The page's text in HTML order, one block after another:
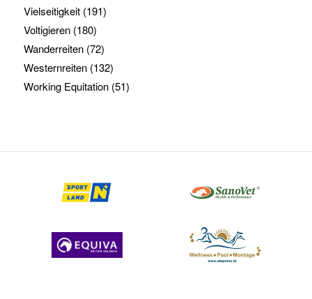
Vielseitigkeit(191)
Voltigieren(180)
Wanderreiten(72)
Westernreiten(132)
Working Equitation(51)